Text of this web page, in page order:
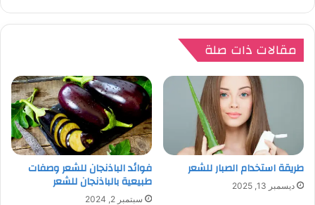
مقالات ذات صلة
طريقة استخدام الصبار للشعر
ديسمبر 13, 2025
فوائد الباذنجان للشعر وصفات
طبيعية بالباذنجان للشعر
سبتمبر 2, 2024